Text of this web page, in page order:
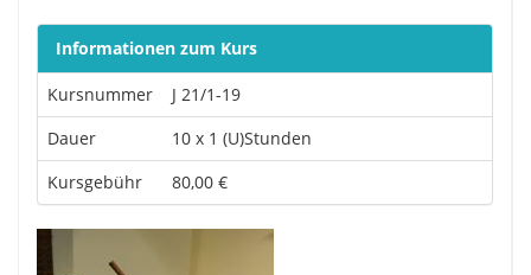
Informationen zum Kurs
Kursnummer
J 21/1-19
Dauer
10 x 1 (U)Stunden
Kursgebühr
80,00 €